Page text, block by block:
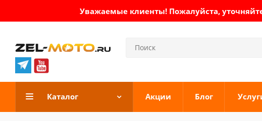
Уважаемые клиенты! Пожалуйста,
Каталог Акции Блог